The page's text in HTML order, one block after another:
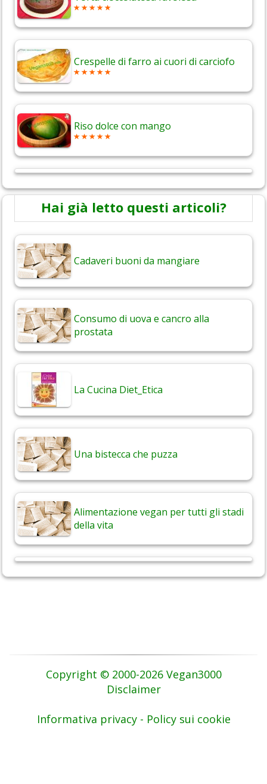
Crespelle di farro ai cuori di carciofo
Riso dolce con mango
Hai già letto questi articoli?
Cadaveri buoni da mangiare
Consumo di uova e cancro alla
prostata
La Cucina Diet_Etica
Una bistecca che puzza
Alimentazione vegan per tutti gli stadi
della vita
Copyright © 2000-2026 Vegan3000
Disclaimer
Informativa privacy - Policy sui cookie